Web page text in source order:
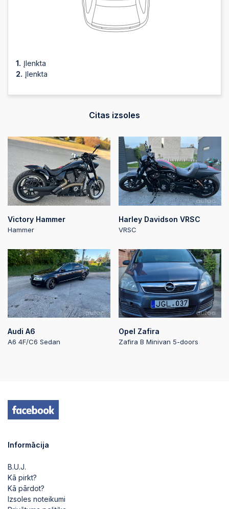
Įlenkta
Įlenkta
Citas izsoles
Victory Hammer
Hammer
Harley Davidson VRSC
VRSC
Audi A6
A6 4F/C6 Sedan
Opel Zafira
Zafira B Minivan 5-doors
Informācija
B.U.J.
Kā pirkt?
Kā pārdot?
Izsoles noteikumi